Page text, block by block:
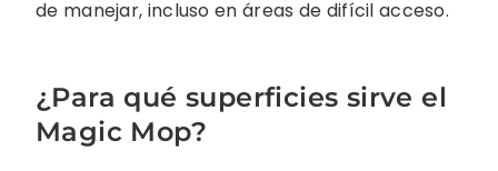
de manejar, incluso en áreas de difícil acceso.
¿Para qué superficies sirve el
Magic Mop?